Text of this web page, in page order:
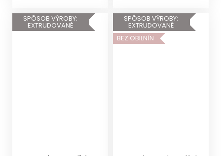
SPÔSOB VÝROBY:
EXTRUDOVANÉ
SPÔSOB VÝROBY:
EXTRUDOVANÉ
BEZ OBILNÍN